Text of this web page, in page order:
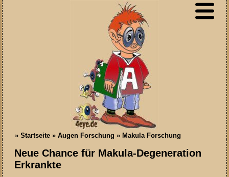
»Startseite »Augen Forschung » Makula Forschung
Neue Chance für Makula-Degeneration
Erkrankte